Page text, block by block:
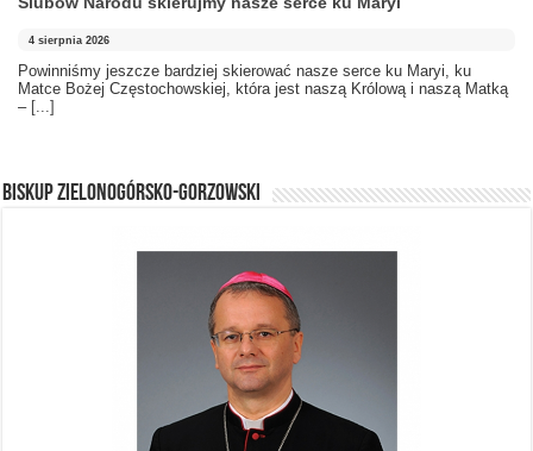
4 sierpnia 2026
Powinniśmy jeszcze bardziej skierować nasze serce ku Maryi, ku
Matce Bożej Częstochowskiej, która jest naszą Królową i naszą Matką
– [...]
BISKUP ZIELONOGÓRSKO-GORZOWSKI